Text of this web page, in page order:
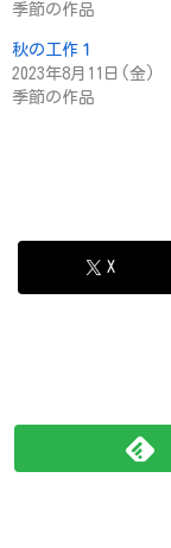
季節の作品
秋の工作１
2023年8月11日(金)
季節の作品
X